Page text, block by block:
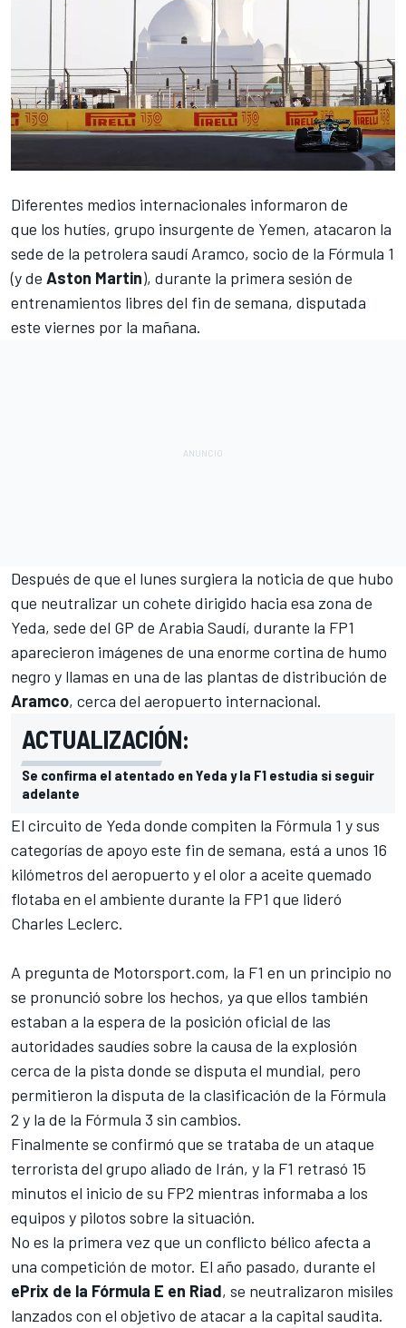
Diferentes medios internacionales informaron de
que los hutíes, grupo insurgente de Yemen, atacaron la
sede de la petrolera saudí Aramco, socio de la Fórmula 1
(y de Aston Martin), durante la primera sesión de
entrenamientos libres del fin de semana, disputada
este viernes por la mañana.
Después de que el lunes surgiera la noticia de que hubo
que neutralizar un cohete dirigido hacia esa zona de
Yeda, sede del GP de Arabia Saudí, durante la FP1
aparecieron imágenes de una enorme cortina de humo
negro y llamas en una de las plantas de distribución de
Aramco, cerca del aeropuerto internacional.
ACTUALIZACIÓN:
Se confirma el atentado en Yeda y la F1 estudia si seguir
adelante
El circuito de Yeda donde compiten la Fórmula 1 y sus
categorías de apoyo este fin de semana, está a unos 16
kilómetros del aeropuerto y el olor a aceite quemado
flotaba en el ambiente durante la FP1 que lideró
Charles Leclerc.
A pregunta de Motorsport.com, la F1 en un principio no
se pronunció sobre los hechos, ya que ellos también
estaban a la espera de la posición oficial de las
autoridades saudíes sobre la causa de la explosión
cerca de la pista donde se disputa el mundial, pero
permitieron la disputa de la clasificación de la Fórmula
2 y la de la Fórmula 3 sin cambios.
Finalmente se confirmó que se trataba de un ataque
terrorista del grupo aliado de Irán, y la F1 retrasó 15
minutos el inicio de su FP2 mientras informaba a los
equipos y pilotos sobre la situación.
No es la primera vez que un conflicto bélico afecta a
una competición de motor. El año pasado, durante el
ePrix de la Fórmula E en Riad, se neutralizaron misiles
lanzados con el objetivo de atacar a la capital saudita.